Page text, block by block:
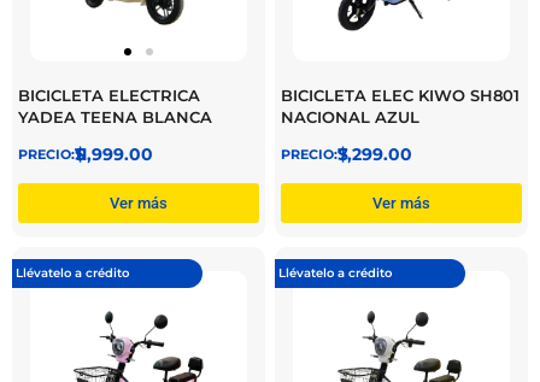
BICICLETA ELECTRICA
YADEA TEENA BLANCA
$
11,999.00
Ver más
BICICLETA ELEC KIWO SH801
NACIONAL AZUL
$
7,299.00
Ver más
Llévatelo a crédito Llévatelo a crédito